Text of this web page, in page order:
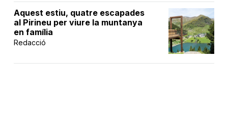
Aquest estiu, quatre escapades
al Pirineu per viure la muntanya
en família
Redacció